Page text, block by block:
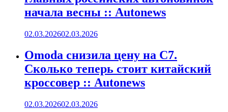
начала весны :: Autonews
02.03.202602.03.2026
Omoda снизила цену на C7.
Сколько теперь стоит китайский
кроссовер :: Autonews
02.03.202602.03.2026